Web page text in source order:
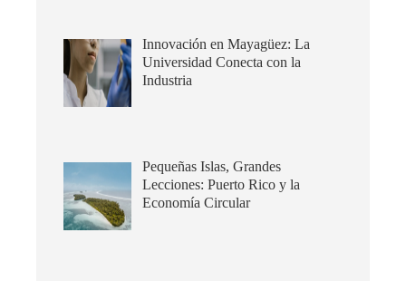
Innovación en Mayagüez: La
Universidad Conecta con la
Industria
Pequeñas Islas, Grandes
Lecciones: Puerto Rico y la
Economía Circular